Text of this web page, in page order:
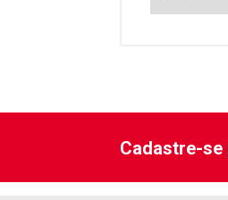
Cadastre-